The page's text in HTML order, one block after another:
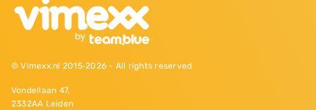
© Vimexx.nl 2015‐2026 - All rights reserved
Vondellaan 47,
2332AA Leiden